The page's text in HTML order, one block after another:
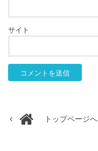
サイト
トップページへ